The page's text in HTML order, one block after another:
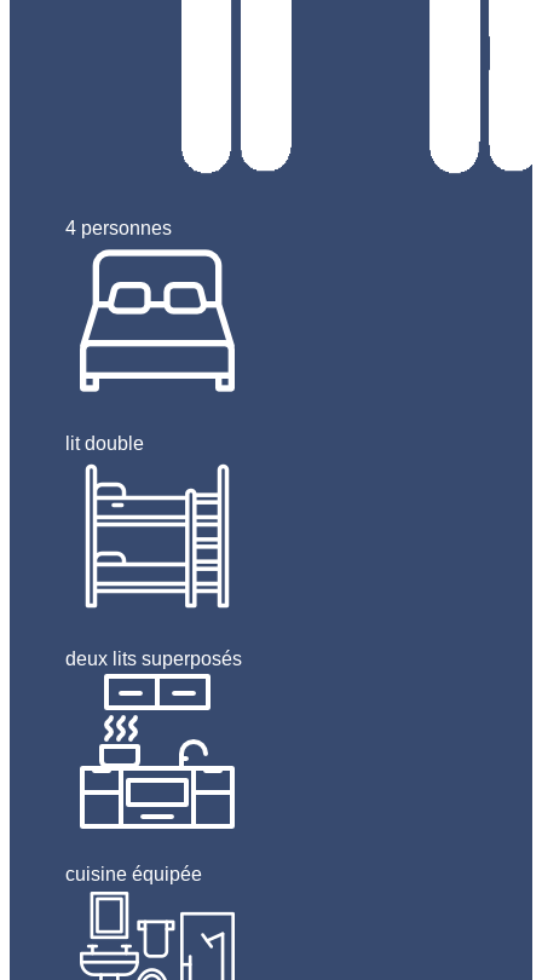
4 personnes
lit double
deux lits superposés
cuisine équipée